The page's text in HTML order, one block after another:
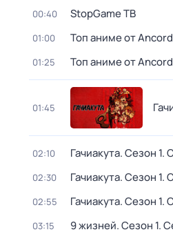
00:40 StopGame ТВ
01:00 Топ аниме от Ancord
01:25 Топ аниме от Ancord
01:45
02:10 Гачиакута. Сезон 1.
02:30 Гачиакута. Сезон 1.
02:55 Гачиакута. Сезон 1.
03:15 9 жизней. Сезон 1.